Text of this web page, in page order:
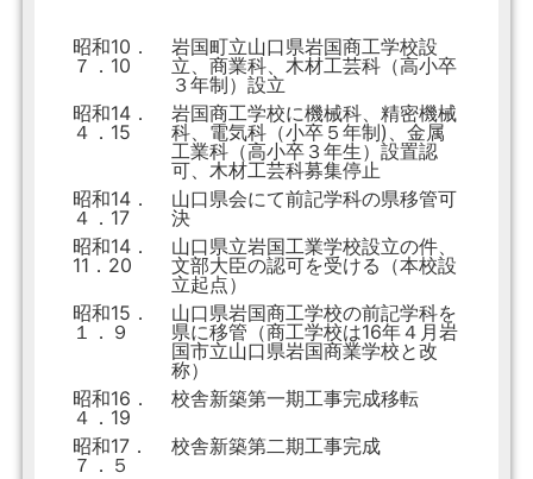
昭和10．
７．10
岩国町立山口県岩国商工学校設
立、商業科、木材工芸科（高小卒
３年制）設立
昭和14．
４．15
岩国商工学校に機械科、精密機械
科、電気科（小卒５年制)、金属
工業科（高小卒３年生）設置認
可、木材工芸科募集停止
昭和14．
４．17
山口県会にて前記学科の県移管可
決
昭和14．
11．20
山口県立岩国工業学校設立の件、
文部大臣の認可を受ける（本校設
立起点）
昭和15．
１．９
山口県岩国商工学校の前記学科を
県に移管（商工学校は16年４月岩
国市立山口県岩国商業学校と改
称）
昭和16．
４．19
校舎新築第一期工事完成移転
昭和17．
７．５
校舎新築第二期工事完成